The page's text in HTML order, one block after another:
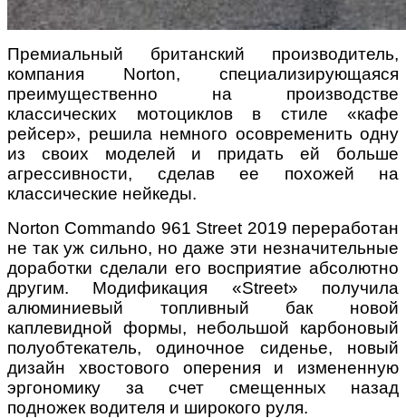
Премиальный британский производитель,
компания Norton, специализирующаяся
преимущественно на производстве
классических мотоциклов в стиле «кафе
рейсер», решила немного осовременить одну
из своих моделей и придать ей больше
агрессивности, сделав ее похожей на
классические нейкеды.
Norton Commando 961 Street 2019 переработан
не так уж сильно, но даже эти незначительные
доработки сделали его восприятие абсолютно
другим. Модификация «Street» получила
алюминиевый топливный бак новой
каплевидной формы, небольшой карбоновый
полуобтекатель, одиночное сиденье, новый
дизайн хвостового оперения и измененную
эргономику за счет смещенных назад
подножек водителя и широкого руля.